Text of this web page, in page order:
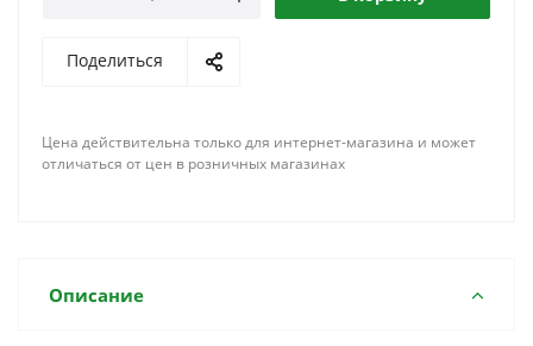
Поделиться
Цена действительна только для интернет-магазина и может
отличаться от цен в розничных магазинах
Описание